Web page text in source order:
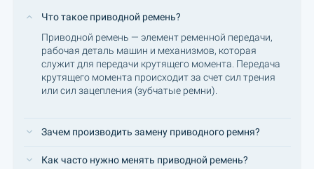
Что такое приводной ремень?
Приводной ремень — элемент ременной передачи,
рабочая деталь машин и механизмов, которая
служит для передачи крутящего момента. Передача
крутящего момента происходит за счет сил трения
или сил зацепления (зубчатые ремни).
Зачем производить замену приводного ремня?
Как часто нужно менять приводной ремень?